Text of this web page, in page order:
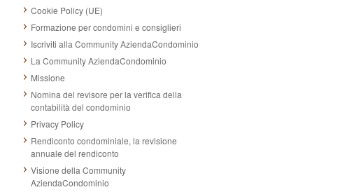
Cookie Policy (UE)
Formazione per condomini e consiglieri
Iscriviti alla Community AziendaCondominio
La Community AziendaCondominio
Missione
Nomina del revisore per la verifica della
contabilità del condominio
Privacy Policy
Rendiconto condominiale, la revisione
annuale del rendiconto
Visione della Community
AziendaCondominio